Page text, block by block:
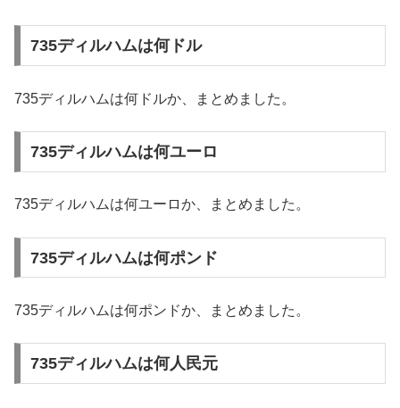
735ディルハムは何ドル
735ディルハムは何ドルか、まとめました。
735ディルハムは何ユーロ
735ディルハムは何ユーロか、まとめました。
735ディルハムは何ポンド
735ディルハムは何ポンドか、まとめました。
735ディルハムは何人民元